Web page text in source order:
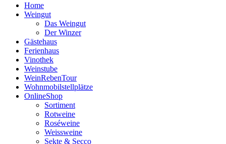
Home
Weingut
Das Weingut
Der Winzer
Gästehaus
Ferienhaus
Vinothek
Weinstube
WeinRebenTour
Wohnmobilstellplätze
OnlineShop
Sortiment
Rotweine
Roséweine
Weissweine
Sekte & Secco